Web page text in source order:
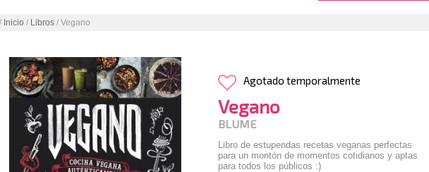
/ Inicio / Libros / Vegano
Agotado temporalmente
Vegano
BLUME
Libro de estupendas recetas veganas perfectas
para un montón de momentos cotidianos y aptas
para todos los públicos :)